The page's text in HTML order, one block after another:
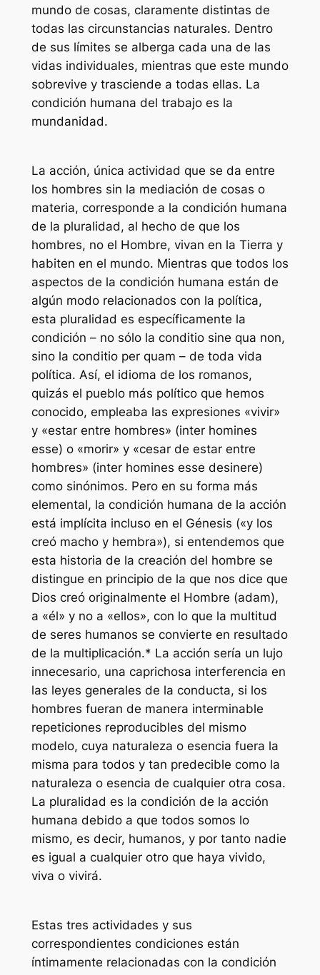
mundo de cosas, claramente distintas de
todas las circunstancias naturales. Dentro
de sus límites se alberga cada una de las
vidas individuales, mientras que este mundo
sobrevive y trasciende a todas ellas. La
condición humana del trabajo es la
mundanidad.
La acción, única actividad que se da entre
los hombres sin la mediación de cosas o
materia, corresponde a la condición humana
de la pluralidad, al hecho de que los
hombres, no el Hombre, vivan en la Tierra y
habiten en el mundo. Mientras que todos los
aspectos de la condición humana están de
algún modo relacionados con la política,
esta pluralidad es específicamente la
condición – no sólo la conditio sine qua non,
sino la conditio per quam – de toda vida
política. Así, el idioma de los romanos,
quizás el pueblo más político que hemos
conocido, empleaba las expresiones «vivir»
y «estar entre hombres» (inter homines
esse) o «morir» y «cesar de estar entre
hombres» (inter homines esse desinere)
como sinónimos. Pero en su forma más
elemental, la condición humana de la acción
está implícita incluso en el Génesis («y los
creó macho y hembra»), si entendemos que
esta historia de la creación del hombre se
distingue en principio de la que nos dice que
Dios creó originalmente el Hombre (adam),
a «él» y no a «ellos», con lo que la multitud
de seres humanos se convierte en resultado
de la multiplicación.* La acción sería un lujo
innecesario, una caprichosa interferencia en
las leyes generales de la conducta, si los
hombres fueran de manera interminable
repeticiones reproducibles del mismo
modelo, cuya naturaleza o esencia fuera la
misma para todos y tan predecible como la
naturaleza o esencia de cualquier otra cosa.
La pluralidad es la condición de la acción
humana debido a que todos somos lo
mismo, es decir, humanos, y por tanto nadie
es igual a cualquier otro que haya vivido,
viva o vivirá.
Estas tres actividades y sus
correspondientes condiciones están
íntimamente relacionadas con la condición